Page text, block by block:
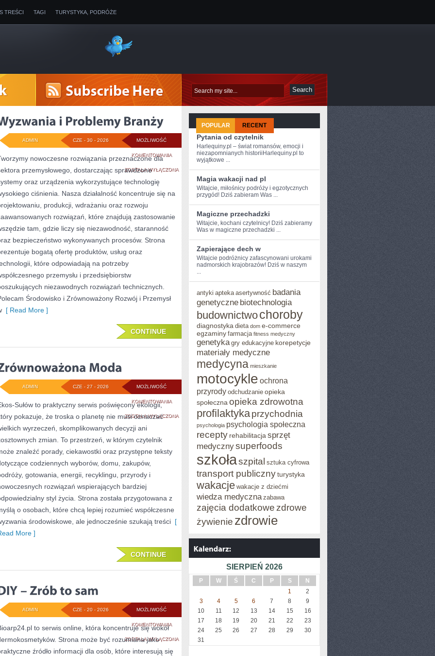
TREŚCI TAGI TURYSTYKA, PODRÓŻE
MOŻLIWOŚĆ
KOMENTOWANIAWYZWANIA
I
PROBLEMY
BRANŻY
ZOSTAŁA WYŁĄCZONA
CZE - 30 - 2026
ADMIN
nowoczesne rozwiązania przeznaczone dla
przemysłowego, dostarczając sprawdzone
oraz urządzenia wykorzystujące technologię
ciśnienia. Nasza działalność koncentruje się na
produkcji, wdrażaniu oraz rozwoju
rozwiązań, które znajdują zastosowanie
tam, gdzie liczy się niezawodność, staranność
bezpieczeństwo wykonywanych procesów. Strona
bogatą ofertę produktów, usług oraz
które odpowiadają na potrzeby
przemysłu i przedsiębiorstw
niezawodnych rozwiązań technicznych.
Środowisko i Zrównoważony Rozwój i Przemysł
[ Read More ]
CONTINUE
MOŻLIWOŚĆ
KOMENTOWANIAZRÓWNOWAŻONA
MODA
ZOSTAŁA WYŁĄCZONA
CZE - 27 - 2026
ADMIN
Sułów to praktyczny serwis poświęcony ekologii,
pokazuje, że troska o planetę nie musi oznaczać
wyrzeczeń, skomplikowanych decyzji ani
zmian. To przestrzeń, w którym czytelnik
znaleźć porady, ciekawostki oraz przystępne teksty
codziennych wyborów, domu, zakupów,
gotowania, energii, recyklingu, przyrody i
rozwiązań wspierających bardziej
styl życia. Strona została przygotowana z
o osobach, które chcą lepiej rozumieć współczesne
środowiskowe, ale jednocześnie szukają treści [
More ]
CONTINUE
MOŻLIWOŚĆ
KOMENTOWANIADIY
–
ZRÓB
ZOSTAŁA WYŁĄCZONA
CZE - 20 - 2026
ADMIN
to serwis online, która koncentruje się wokół
Strona może być rozumiana jako
źródło informacji dla osób, które interesują się
POPULAR RECENT
Pytania od czytelnik
Harlequiny.pl – świat romansów, emocji i
niezapomnianych historiiHarlequiny.pl to
wyjątkowe ...
Magia wakacji nad pl
Witajcie, miłośnicy podróży ⁤i egzotycznych
przygód! Dziś zabieram Was ...
Magiczne przechadzki
Witajcie, kochani ⁤czytelnicy! Dziś zabieramy
Was w magiczne przechadzki ...
Zapierające dech w
Witajcie podróżnicy zafascynowani urokami
nadmorskich krajobrazów! Dziś w ⁣naszym
...
antyki apteka asertywność badania
genetyczne biotechnologia
budownictwochoroby
diagnostyka dieta dom e-commerce
egzaminy farmacja fitness medyczny
genetyka gry edukacyjne korepetycje
materiały medyczne
medycyna mieszkanie
motocykle ochrona
przyrody odchudzanie opieka
społeczna opieka zdrowotna
profilaktykaprzychodnia
psychologia psychologia społeczna
recepty rehabilitacja sprzęt
medycznysuperfoods
szkołaszpital sztuka cyfrowa
transport publicznyturystyka
wakacje wakacje z dziećmi
wiedza medyczna zabawa
zajęcia dodatkowe zdrowe
żywienie zdrowie
SIERPIEŃ 2026
P W Ś C P S
N
1
2
3
4 5 6 7 8
9
10
11 12 13 14 15
16
17
18 19 20 21 22
23
24
25 26 27 28 29
30
31